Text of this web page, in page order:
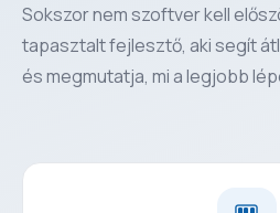
Sokszor nem szoftver kell
tapasztalt fejlesztő, aki segít
és megmutatja, mi a legjobb